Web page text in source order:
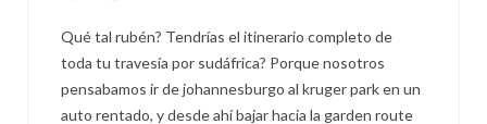
Qué tal rubén? Tendrías el itinerario completo de
toda tu travesía por sudáfrica? Porque nosotros
pensabamos ir de johannesburgo al kruger park en un
auto rentado, y desde ahí bajar hacia la garden route